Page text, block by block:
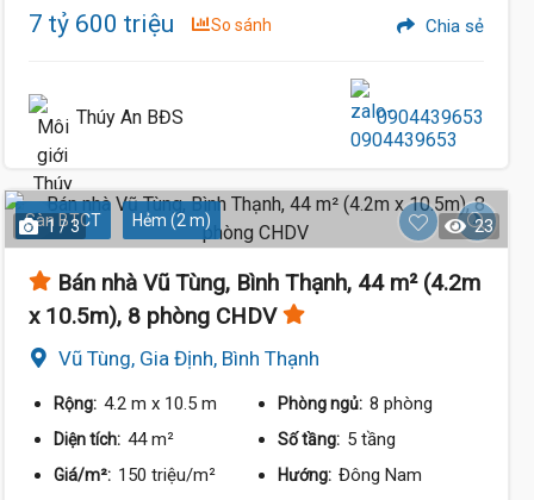
7 tỷ 600 triệu So sánh Chia sẻ
Thúy An BĐS 0904439653
Sàn BTCT Hẻm (2 m)
1 / 3 23
Bán nhà Vũ Tùng, Bình Thạnh, 44 m² (4.2m
x 10.5m), 8 phòng CHDV
Vũ Tùng, Gia Định, Bình Thạnh
Rộng: 4.2 m x 10.5 m Phòng ngủ: 8 phòng
Diện tích: 44 m² Số tầng: 5 tầng
Giá/m²: 150 triệu/m² Hướng: Đông Nam